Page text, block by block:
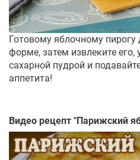
Готовому яблочному
форме, затем извлеките
сахарной пудрой и
аппетита!
Видео рецепт "Парижский